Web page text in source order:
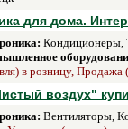
для дома.
Кондиционеры,
в розницу,
воздух"
Вентиляторы,